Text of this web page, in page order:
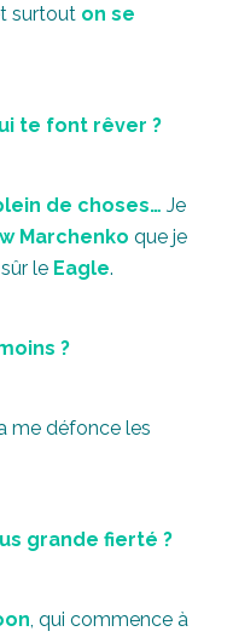
surtout on se
te font rêver ?
de choses… Je
Marchenko que je
le Eagle.
?
me défonce les
grande fierté ?
, qui commence à